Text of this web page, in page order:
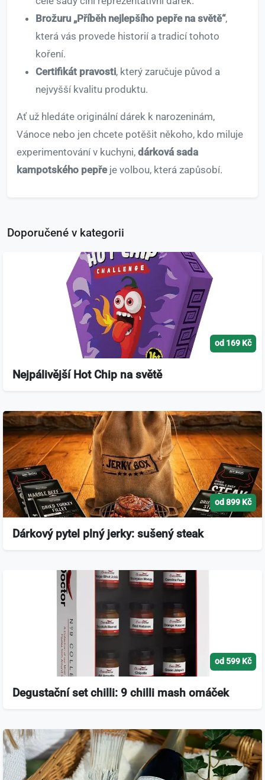
Brožuru „Příběh nejlepšího pepře na světě“,
která vás provede historií a tradicí tohoto
koření.
Certifikát pravosti, který zaručuje původ a
nejvyšší kvalitu produktu.
Ať už hledáte originální dárek k narozeninám,
Vánoce nebo jen chcete potěšit někoho, kdo miluje
experimentování v kuchyni, dárková sada
kampotského pepřeje volbou, která zapůsobí.
Doporučené v kategorii
od 169 Kč
Nejpálivější Hot Chip na světě
od 899 Kč
Dárkový pytel plný jerky: sušený steak
od 599 Kč
Degustační set chilli: 9 chilli mash omáček